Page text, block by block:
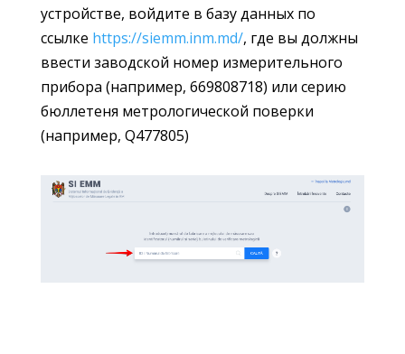
устройстве, войдите в базу данных по
ссылке https://siemm.inm.md/, где вы должны
ввести заводской номер измерительного
прибора (например, 669808718) или серию
бюллетеня метрологической поверки
(например, Q477805)